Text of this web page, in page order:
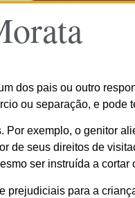
dos pais ou outro
ou separação, e
exemplo, o genitor
de seus direitos de
ser instruída a
prejudiciais para a